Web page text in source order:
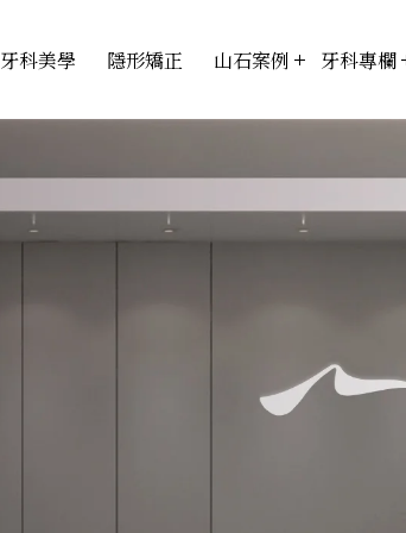
牙科美學 隱形矯正 山石案例 牙科專欄